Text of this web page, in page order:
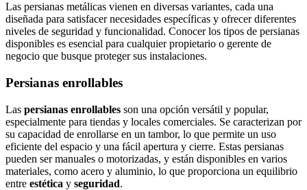
Las persianas metálicas vienen en diversas variantes, cada una
diseñada para satisfacer necesidades específicas y ofrecer diferentes
niveles de seguridad y funcionalidad. Conocer los tipos de persianas
disponibles es esencial para cualquier propietario o gerente de
negocio que busque proteger sus instalaciones.
Persianas enrollables
Las persianas enrollables son una opción versátil y popular,
especialmente para tiendas y locales comerciales. Se caracterizan por
su capacidad de enrollarse en un tambor, lo que permite un uso
eficiente del espacio y una fácil apertura y cierre. Estas persianas
pueden ser manuales o motorizadas, y están disponibles en varios
materiales, como acero y aluminio, lo que proporciona un equilibrio
entre estética y seguridad.